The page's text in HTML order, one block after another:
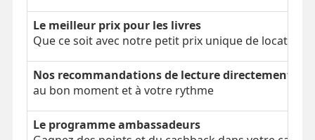
Le meilleur prix pour les livres
Que ce soit avec notre petit prix unique de location
Nos recommandations de lecture directement
au bon moment et à votre rythme
Le programme ambassadeurs